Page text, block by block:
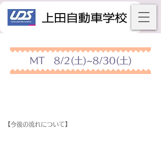
MT 8/2(土)~8/30(土)
【今後の流れについて】